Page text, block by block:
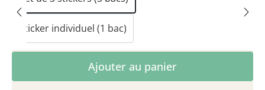
Sticker individuel (1 bac)
Quantité de produit : Entrez la quantité
Ajouter au panier